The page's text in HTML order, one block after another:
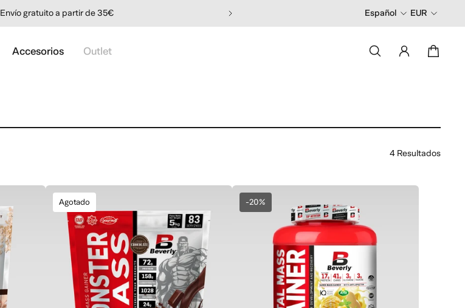
Envío gratuito a partir de 35€ Pide antes de las 13:00 y recíbelo en
Español EUR
Accesorios Outlet
4 Resultados
Agotado -20%